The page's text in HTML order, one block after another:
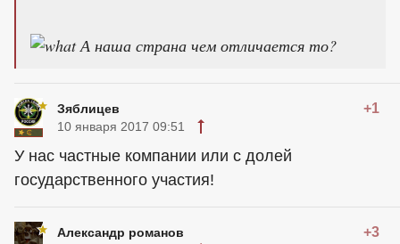
А наша страна чем отличается то?
Зяблицев +1
10 января 2017 09:51
У нас частные компании или с долей
государственного участия!
Александр романов +3